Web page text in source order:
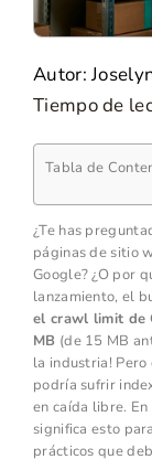
Autor:
Tiempo de
Tabla de
¿Te has
páginas de sitio
Google? ¿O por
lanzamiento, el
el crawl limit de
MB (de 15 MB
la industria!
podría sufrir
en caída libre.
significa esto
prácticos que